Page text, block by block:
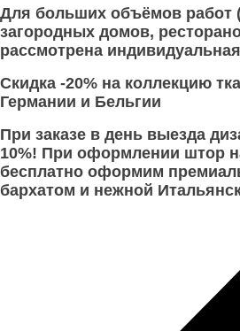
Для больших объёмов работ
загородных домов,
рассмотрена
Скидка -20% на коллекцию
Германии и Бельгии
При заказе в день выезда
10%! При оформлении штор
бесплатно оформим
бархатом и нежной